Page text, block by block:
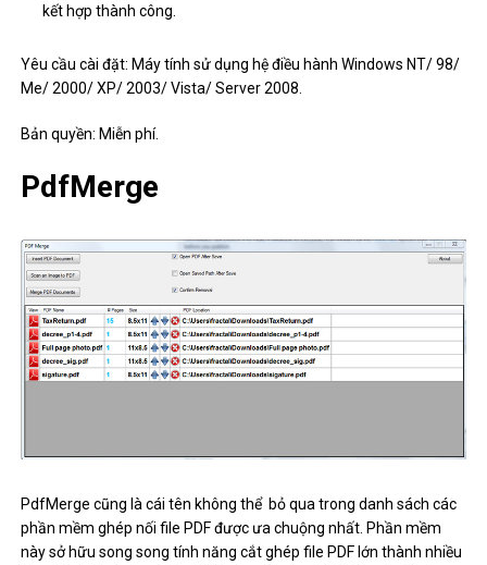
kết hợp thành công.
Yêu cầu cài đặt: Máy tính sử dụng hệ điều hành Windows NT/ 98/
Me/ 2000/ XP/ 2003/ Vista/ Server 2008.
Bản quyền: Miễn phí.
PdfMerge
PdfMerge cũng là cái tên không thể bỏ qua trong danh sách các
phần mềm ghép nối file PDF được ưa chuộng nhất. Phần mềm
này sở hữu song song tính năng cắt ghép file PDF lớn thành nhiều